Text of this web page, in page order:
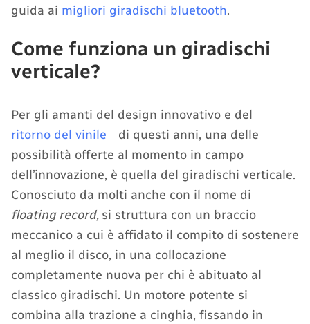
guida ai migliori giradischi bluetooth.
Come funziona un giradischi
verticale?
Per gli amanti del design innovativo e del
ritorno del vinile
di questi anni, una delle
possibilità offerte al momento in campo
dell’innovazione, è quella del giradischi verticale.
Conosciuto da molti anche con il nome di
floating record, si struttura con un braccio
meccanico a cui è affidato il compito di sostenere
al meglio il disco, in una collocazione
completamente nuova per chi è abituato al
classico giradischi. Un motore potente si
combina alla trazione a cinghia, fissando in